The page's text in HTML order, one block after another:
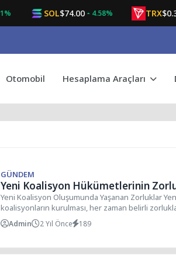
SOL$74.00 4.58% TRX$0.32 -
Otomobil Hesaplama Araçları
GÜNDEM
Yeni Koalisyon Hükümetlerinin
Yeni Koalisyon Oluşumunda Yaşanan Zorluklar
koalisyonların kurulması, her zaman belirli
beraberinde getirir. Bu...
Admin 2 Yıl Önce 189